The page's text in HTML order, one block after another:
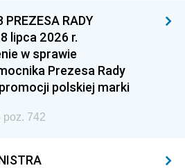
RADY
lipca 2026 r.
w sprawie
Prezesa Rady
polskiej marki
poz. 742